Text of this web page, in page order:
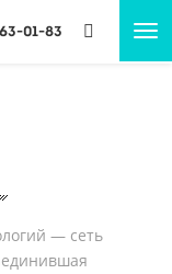
01-83
— сеть